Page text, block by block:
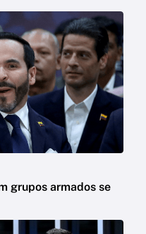
grupos armados se